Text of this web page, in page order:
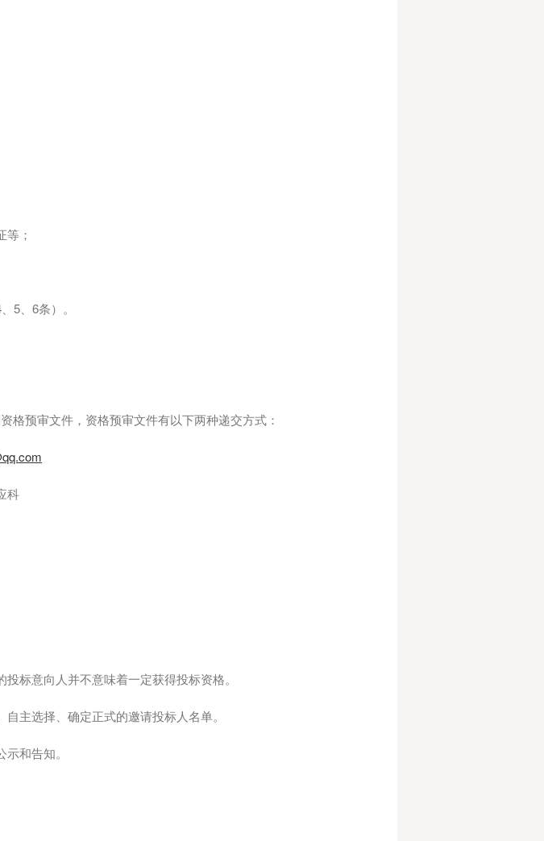
；
5、6条）。
格预审文件，资格预审文件有以下两种递交方式：
科
标意向人并不意味着一定获得投标资格。
主选择、确定正式的邀请投标人名单。
和告知。